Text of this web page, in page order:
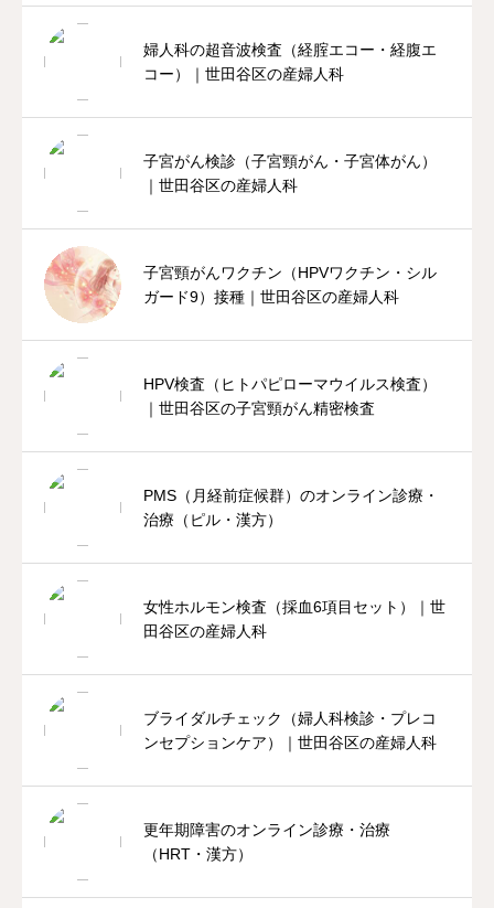
婦人科の超音波検査（経腟エコー・経腹エ
コー）｜世田谷区の産婦人科
子宮がん検診（子宮頸がん・子宮体がん）
｜世田谷区の産婦人科
子宮頸がんワクチン（HPVワクチン・シル
ガード9）接種｜世田谷区の産婦人科
HPV検査（ヒトパピローマウイルス検査）
｜世田谷区の子宮頸がん精密検査
PMS（月経前症候群）のオンライン診療・
治療（ピル・漢方）
女性ホルモン検査（採血6項目セット）｜世
田谷区の産婦人科
ブライダルチェック（婦人科検診・プレコ
ンセプションケア）｜世田谷区の産婦人科
更年期障害のオンライン診療・治療
（HRT・漢方）